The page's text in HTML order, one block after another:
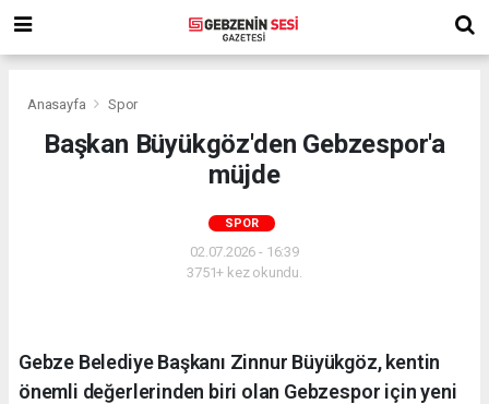
Anasayfa Spor
Başkan Büyükgöz'den Gebzespor'a
müjde
SPOR
02.07.2026 - 16:39
3751+ kez okundu.
Gebze Belediye Başkanı Zinnur Büyükgöz, kentin
önemli değerlerinden biri olan Gebzespor için yeni